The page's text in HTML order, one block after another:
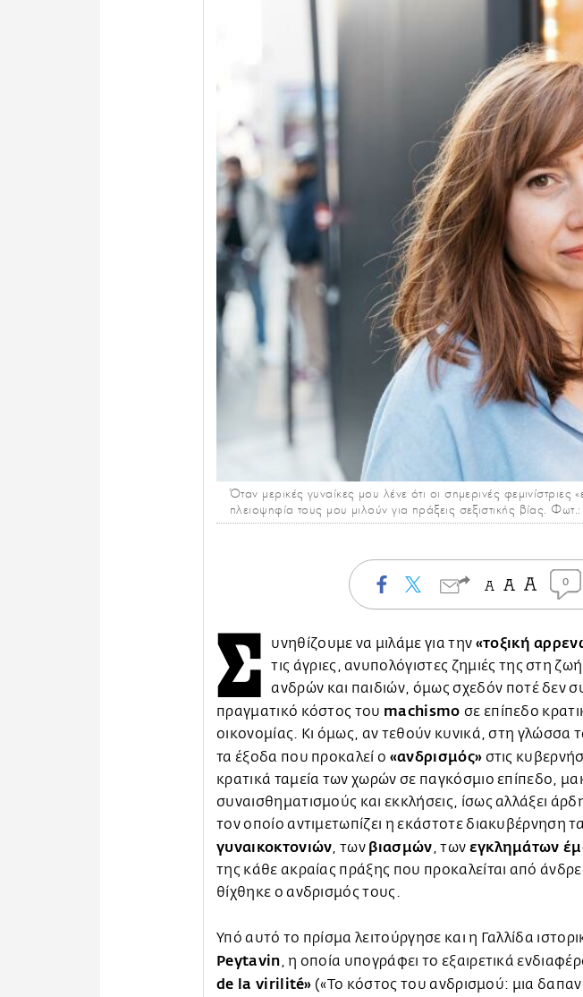
Όταν μερικές γυναίκες μου λένε ότι οι σημερινές φεμινίστριες
πλειοψηφία τους μου μιλούν για πράξεις σεξιστικής βίας.
0
Σ υνηθίζουμε να μιλάμε για την «τοξική
τις άγριες, ανυπολόγιστες ζημιές της στη
ανδρών και παιδιών, όμως σχεδόν ποτέ δεν
πραγματικό κόστος του machismo σε επίπεδο
οικονομίας. Κι όμως, αν τεθούν κυνικά, στη γλώσσα
τα έξοδα που προκαλεί ο «ανδρισμός» στις
κρατικά ταμεία των χωρών σε παγκόσμιο επίπεδο,
συναισθηματισμούς και εκκλήσεις, ίσως αλλάξει
τον οποίο αντιμετωπίζει η εκάστοτε διακυβέρνηση
γυναικοκτονιών, των βιασμών, των εγκλημάτων
της κάθε ακραίας πράξης που προκαλείται από
θίχθηκε ο ανδρισμός τους.
Υπό αυτό το πρίσμα λειτούργησε και η Γαλλίδα
Peytavin, η οποία υπογράφει το εξαιρετικά
de la virilité» («Το κόστος του ανδρισμού: μια